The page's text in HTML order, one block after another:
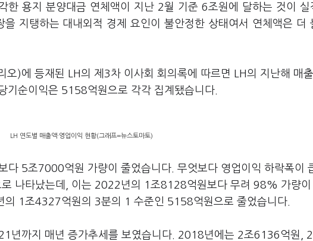
한 용지 분양대금 연체액이 지난 2월 기준 6조원에 달하는 것이 실
지탱하는 대내외적 경제 요인이 불안정한 상태여서 연체액은 더
오)에 등재된 LH의 제3차 이사회 회의록에 따르면 LH의 지난해 매
순이익은 5158억원으로 각각 집계됐습니다.
LH 연도별 매출액·영업이익 현황(그래프=뉴스토마토)
5조7000억원 가량이 줄었습니다. 무엇보다 영업이익 하락폭이
나타났는데, 이는 2022년의 1조8128억원보다 무려 98% 가량이
1조4327억원의 3분의 1 수준인 5158억원으로 줄었습니다.
년까지 매년 증가추세를 보였습니다. 2018년에는 2조6136억원,